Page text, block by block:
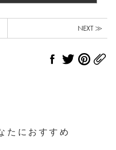
NEXT ≫
たにおすすめ